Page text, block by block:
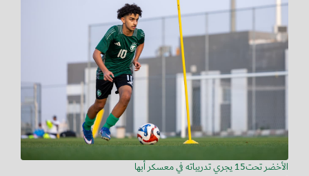
الأخضر تحت15 يجري تدريباته في معسكر أبها